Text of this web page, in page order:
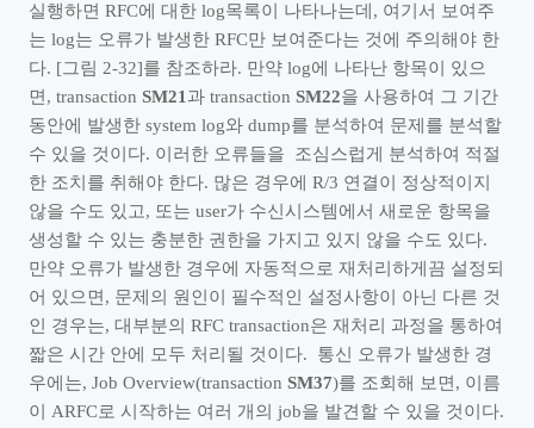
실행하면 RFC에 대한 log목록이 나타나는데 , 여기서 보여주
는 log는 오류가 발생한 RFC만 보여준다는 것에 주의해야 한
다. [그림 2-32]를 참조하라. 만약 log에 나타난 항목이 있으
면 , transaction SM21 과 transaction SM22을 사용하여 그 기간
동안에 발생한 system log와 dump를 분석하여 문제를 분석할
수 있을 것이다. 이러한 오류들을
조심스럽게 분석하여 적절
한 조치를 취해야 한다. 많은 경우에 R/3 연결이 정상적이지
않을 수도 있고, 또는 user가 수신시스템에서 새로운 항목을
생성할 수 있는 충분한 권한을 가지고 있지 않을 수도 있다.
만약 오류가 발생한 경우에 자동적으로 재처리하게끔 설정되
어 있으면 , 문제의 원인이 필수적인 설정사항이 아닌 다른 것
인 경우는, 대부분의 RFC transaction은 재처리 과정을 통하여
짧은 시간 안에 모두 처리될 것이다. 통신 오류가 발생한 경
우에는, Job Overview(transaction SM37)를 조회해 보면 , 이름
이
ARFC로 시작하는 여러 개의 job을 발견할 수 있을 것이다.